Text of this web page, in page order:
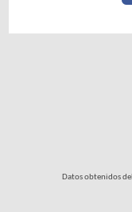
Datos obtenidos del